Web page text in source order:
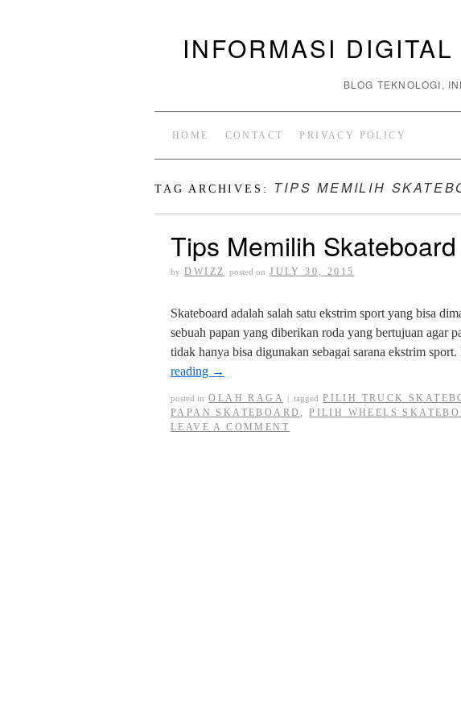
INFORMASI
BLOG TEKNOLOGI,
HOME CONTACT PRIVACY POLICY
TAG ARCHIVES: TIPS MEMILIH
Tips Memilih
by DWIZZ posted on JULY 30, 2015
Skateboard adalah salah satu ekstrim sport yang bisa
sebuah papan yang diberikan roda yang bertujuan agar
tidak hanya bisa digunakan sebagai sarana ekstrim
reading →
posted in OLAH RAGA | tagged PILIH TRUCK
PAPAN SKATEBOARD ,PILIH WHEELS
LEAVE A COMMENT